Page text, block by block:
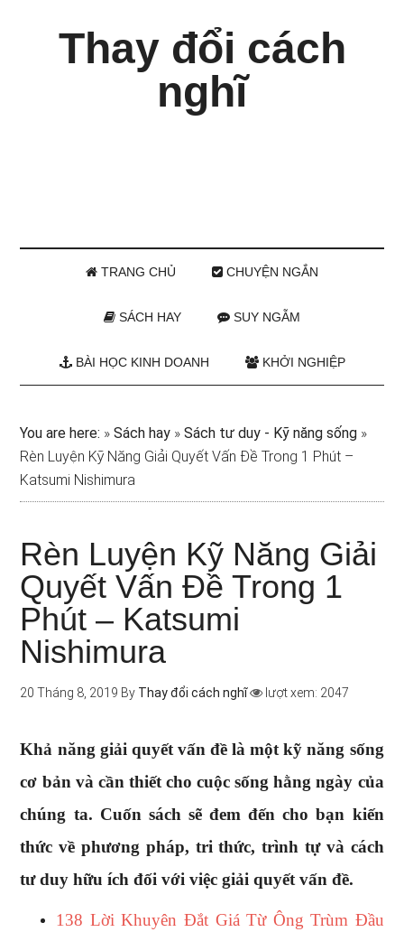
Thay đổi cách
nghĩ
TRANG CHỦ CHUYỆN NGẮN
SÁCH HAY SUY NGẪM
BÀI HỌC KINH DOANH KHỞI NGHIỆP
You are here: »Sách hay »Sách tư duy - Kỹ năng sống »
Rèn Luyện Kỹ Năng Giải Quyết Vấn Đề Trong 1 Phút –
Katsumi Nishimura
Rèn Luyện Kỹ Năng Giải
Quyết Vấn Đề Trong 1
Phút – Katsumi
Nishimura
20 Tháng 8, 2019 By Thay đổi cách nghĩ lượt xem: 2047
Khả năng giải quyết vấn đề là một kỹ năng sống
cơ bản và cần thiết cho cuộc sống hằng ngày của
chúng ta. Cuốn sách sẽ đem đến cho bạn kiến
thức về phương pháp, tri thức, trình tự và cách
tư duy hữu ích đối với việc giải quyết vấn đề.
138 Lời Khuyên Đắt Giá Từ Ông Trùm Đầu